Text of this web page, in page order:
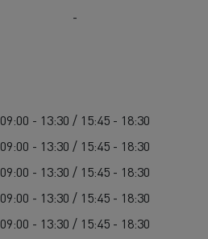
-
09:00 - 13:30 / 15:45 - 18:30
09:00 - 13:30 / 15:45 - 18:30
09:00 - 13:30 / 15:45 - 18:30
09:00 - 13:30 / 15:45 - 18:30
09:00 - 13:30 / 15:45 - 18:30